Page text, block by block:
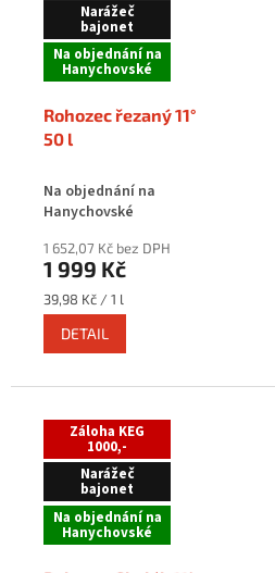
Narážeč
bajonet
Na objednání na
Hanychovské
Rohozec řezaný 11°
50 l
Na objednání na
Hanychovské
1 652,07 Kč bez DPH
1 999 Kč
Měrná
cena:
39,98 Kč / 1 l
DETAIL
Záloha KEG
1000,-
Narážeč
bajonet
Na objednání na
Hanychovské